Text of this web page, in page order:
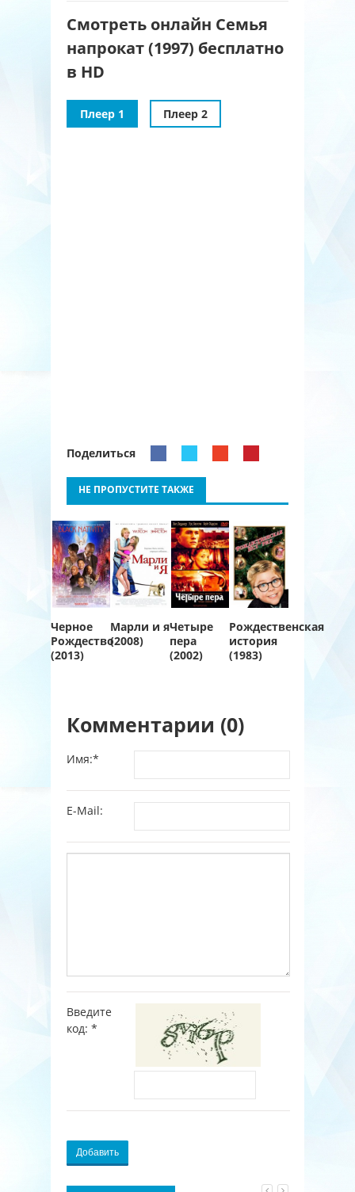
Смотреть онлайн Семья
напрокат (1997) бесплатно
в HD
Плеер 1 Плеер 2
Поделиться
НЕ ПРОПУСТИТЕ ТАКЖЕ
Черное
Рождество
(2013)
Марли и я
(2008)
Четыре
пера
(2002)
Рождественская
история
(1983)
Комментарии (0)
Имя:*
E-Mail:
Введите
код: *
Добавить